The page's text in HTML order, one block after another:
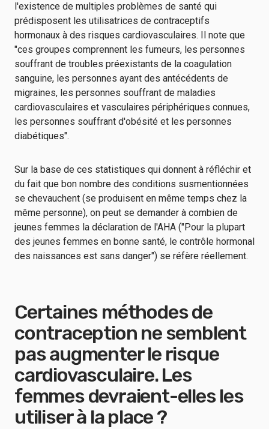
l'existence de multiples problèmes de santé qui
prédisposent les utilisatrices de contraceptifs
hormonaux à des risques cardiovasculaires. Il note que
"ces groupes comprennent les fumeurs, les personnes
souffrant de troubles préexistants de la coagulation
sanguine, les personnes ayant des antécédents de
migraines, les personnes souffrant de maladies
cardiovasculaires et vasculaires périphériques connues,
les personnes souffrant d'obésité et les personnes
diabétiques".
Sur la base de ces statistiques qui donnent à réfléchir et
du fait que bon nombre des conditions susmentionnées
se chevauchent (se produisent en même temps chez la
même personne), on peut se demander à combien de
jeunes femmes la déclaration de l'AHA ("Pour la plupart
des jeunes femmes en bonne santé, le contrôle hormonal
des naissances est sans danger") se réfère réellement.
Certaines méthodes de
contraception ne semblent
pas augmenter le risque
cardiovasculaire. Les
femmes devraient-elles les
utiliser à la place ?